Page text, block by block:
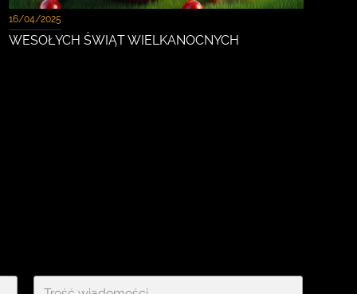
16/04/2025
WESOŁYCH ŚWIĄT WIELKANOCNYCH